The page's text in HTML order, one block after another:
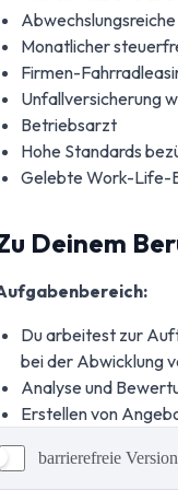
barrierefreie Version